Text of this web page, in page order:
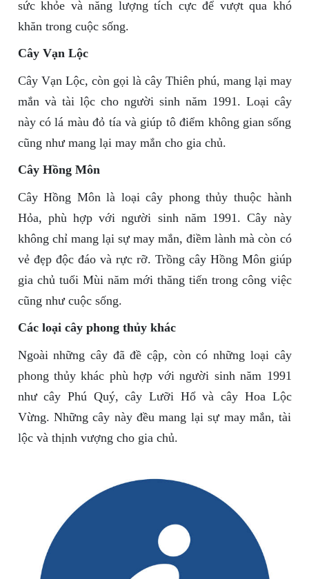
sức khỏe và năng lượng tích cực để vượt qua khó
khăn trong cuộc sống.
Cây Vạn Lộc
Cây Vạn Lộc, còn gọi là cây Thiên phú, mang lại may
mắn và tài lộc cho người sinh năm 1991. Loại cây
này có lá màu đỏ tía và giúp tô điểm không gian sống
cũng như mang lại may mắn cho gia chủ.
Cây Hồng Môn
Cây Hồng Môn là loại cây phong thủy thuộc hành
Hỏa, phù hợp với người sinh năm 1991. Cây này
không chỉ mang lại sự may mắn, điềm lành mà còn có
vẻ đẹp độc đáo và rực rỡ. Trồng cây Hồng Môn giúp
gia chủ tuổi Mùi năm mới thăng tiến trong công việc
cũng như cuộc sống.
Các loại cây phong thủy khác
Ngoài những cây đã đề cập, còn có những loại cây
phong thủy khác phù hợp với người sinh năm 1991
như cây Phú Quý, cây Lưỡi Hổ và cây Hoa Lộc
Vừng. Những cây này đều mang lại sự may mắn, tài
lộc và thịnh vượng cho gia chủ.